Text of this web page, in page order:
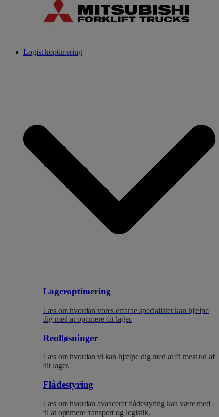
Logistikoptimering
Lageroptimering
Læs om hvordan vores erfarne specialister kan hjælpe
dig med at optimere dit lager.
Reolløsninger
Læs om hvordan vi kan hjælpe dig med at få mest ud af
dit lager.
Flådestyring
Læs om hvordan avanceret flådestyring kan være med
til at optimere transport og logistik.